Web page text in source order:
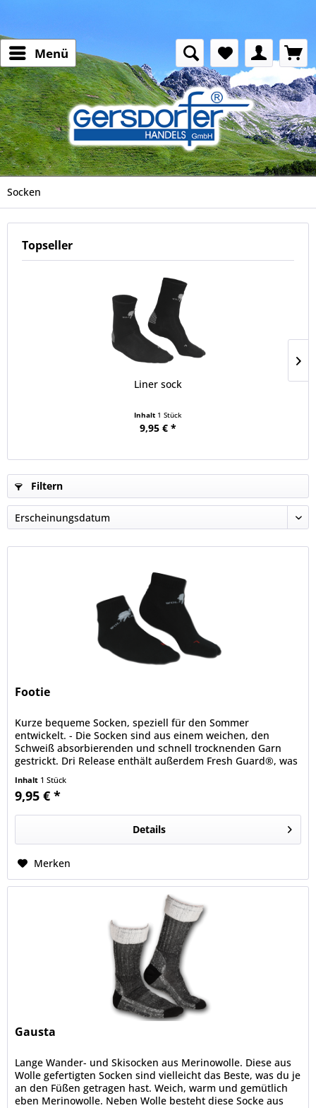
Menü
Socken
Topseller
Liner sock
Inhalt 1 Stück
9,95 € *
Filtern
Footie
Kurze bequeme Socken, speziell für den Sommer
entwickelt. - Die Socken sind aus einem weichen, den
Schweiß absorbierenden und schnell trocknenden Garn
gestrickt. Dri Release enthält außerdem Fresh Guard®, was
Inhalt 1 Stück
9,95 € *
Details
Merken
Gausta
Lange Wander- und Skisocken aus Merinowolle. Diese aus
Wolle gefertigten Socken sind vielleicht das Beste, was du je
an den Füßen getragen hast. Weich, warm und gemütlich 
eben Merinowolle. Neben Wolle besteht diese Socke aus